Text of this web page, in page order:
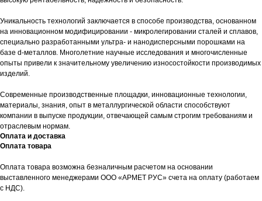
Уникальность технологий заключается в способе производства, основанном
на инновационном модифицировании - микролегировании сталей и сплавов,
специально разработанными ультра- и нанодисперсными порошками на
базе d-металлов. Многолетние научные исследования и многочисленные
опыты привели к значительному увеличению износостойкости производимых
изделий.
Современные производственные площадки, инновационные технологии,
материалы, знания, опыт в металлургической области способствуют
компании в выпуске продукции, отвечающей самым строгим требованиям и
отраслевым нормам.
Оплата и доставка
Оплата товара
Оплата товара возможна безналичным расчетом на основании
выставленного менеджерами ООО «АРМЕТ РУС» счета на оплату (работаем
с НДС).